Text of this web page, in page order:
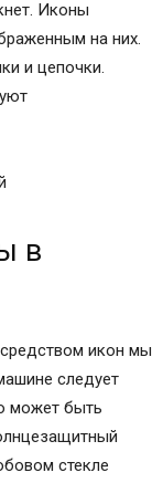
Иконы
на них.
и цепочки.
в
икон мы
следует
может быть
стекле